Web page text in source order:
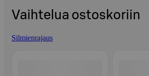
Vaihtelua ostoskoriin
Silmienrajaus